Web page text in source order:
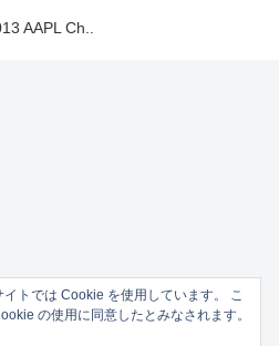
AAPL Ch..
トでは Cookie を使用しています。 こ
の使用に同意したとみなされます。